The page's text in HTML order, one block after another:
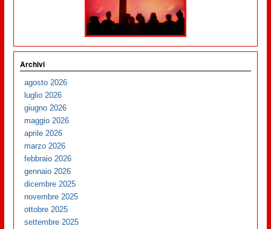
Archivi
agosto 2026
luglio 2026
giugno 2026
maggio 2026
aprile 2026
marzo 2026
febbraio 2026
gennaio 2026
dicembre 2025
novembre 2025
ottobre 2025
settembre 2025